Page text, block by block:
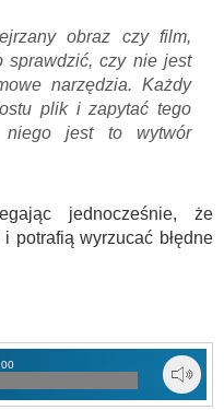
obraz czy film,
sprawdzić, czy nie jest
narzędzia. Każdy
plik i zapytać tego
niego jest to wytwór
jednocześnie, że
potrafią wyrzucać błędne